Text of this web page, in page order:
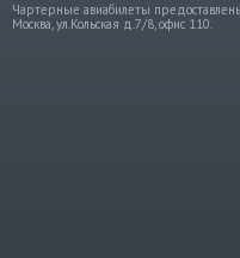
Чартерные авиабилеты
Москва, ул.Кольская д.7/8, офис 110.